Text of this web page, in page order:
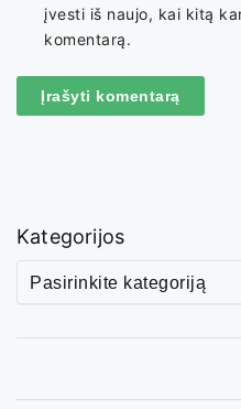
įvesti iš naujo, kai kitą
komentarą.
Kategorijos